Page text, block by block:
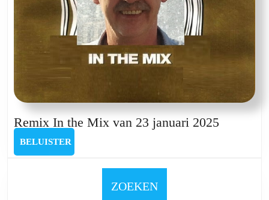
Remix In the Mix van 23 januari 2025Remix
BELUISTER
ZOEKEN